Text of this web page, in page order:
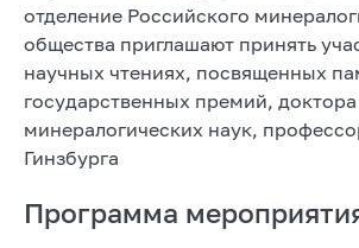
отделение Российского
общества приглашают принять
научных чтениях, посвященных
государственных премий, доктора
минералогических наук,
Гинзбурга
Программа